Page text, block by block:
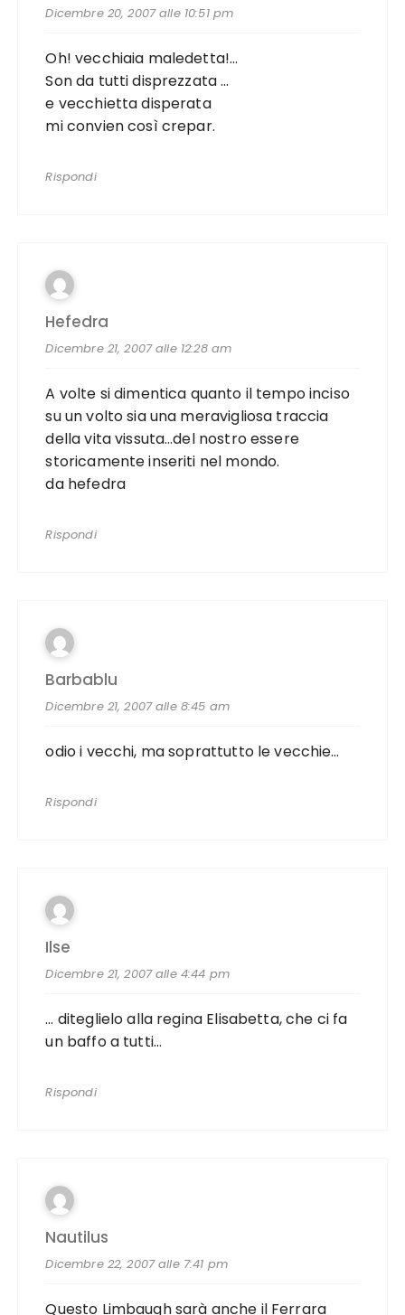
Dicembre 20, 2007 alle 10:51 pm
Oh! vecchiaia maledetta!…
Son da tutti disprezzata …
e vecchietta disperata
mi convien così crepar.
Rispondi
Hefedra
Dicembre 21, 2007 alle 12:28 am
A volte si dimentica quanto il tempo inciso
su un volto sia una meravigliosa traccia
della vita vissuta…del nostro essere
storicamente inseriti nel mondo.
da hefedra
Rispondi
Barbablu
Dicembre 21, 2007 alle 8:45 am
odio i vecchi, ma soprattutto le vecchie…
Rispondi
Ilse
Dicembre 21, 2007 alle 4:44 pm
… diteglielo alla regina Elisabetta, che ci fa
un baffo a tutti…
Rispondi
Nautilus
Dicembre 22, 2007 alle 7:41 pm
Questo Limbaugh sarà anche il Ferrara